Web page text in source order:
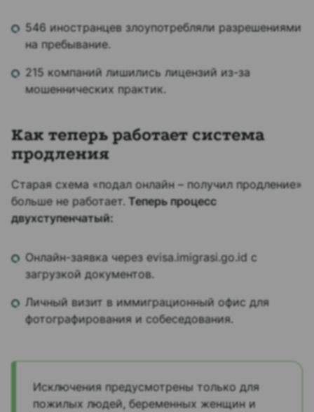
546 иностранцев злоупотребляли разрешениями
на пребывание.
215 компаний лишились лицензий из-за
мошеннических практик.
Как теперь работает система
продления
Старая схема «подал онлайн – получил продление»
больше не работает. Теперь процесс
двухступенчатый:
Онлайн-заявка через evisa.imigrasi.go.id с
загрузкой документов.
Личный визит в иммиграционный офис для
фотографирования и собеседования.
Исключения предусмотрены только для
пожилых людей, беременных женщин и